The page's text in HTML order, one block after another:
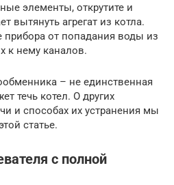
элементы, открутите и
вытянуть агрегат из котла.
от попадания воды из
к нему каналов.
– не единственная
течь котел. О других
и способах их устранения мы
статье.
с полной